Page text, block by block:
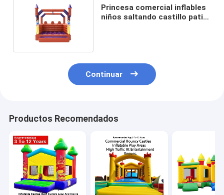
Princesa comercial inflables
niños saltando castillo patio
Continuar
Productos Recomendados